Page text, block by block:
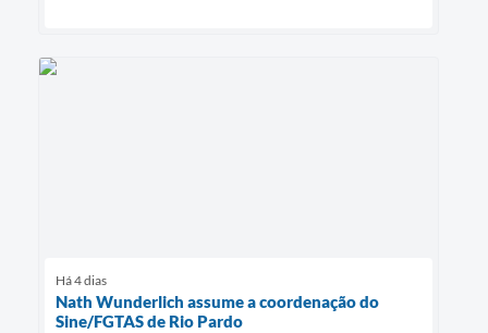
Há 4 dias
Nath Wunderlich assume a coordenação do
Sine/FGTAS de Rio Pardo